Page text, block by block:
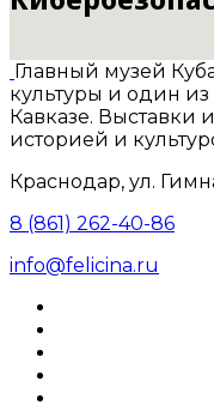
Главный музей
культуры и один
Кавказе. Выставки
историей и
Краснодар, ул.
8 (861) 262-40-86
info@felicina.ru